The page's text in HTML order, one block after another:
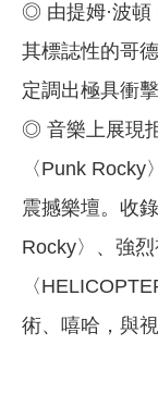
◎ 由提姆·波頓
其標誌性的哥
定調出極具衝
◎ 音樂上展現
〈Punk
震撼樂壇。收
Rocky〉、強
〈
術、嘻哈，與